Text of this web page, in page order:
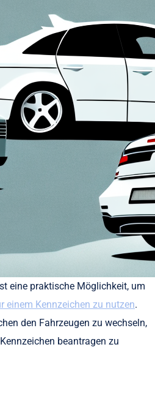
eine praktische Möglichkeit, um
einem Kennzeichen zu nutzen.
den Fahrzeugen zu wechseln,
beantragen zu